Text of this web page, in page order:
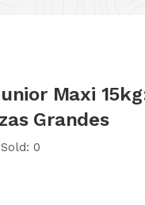
Maxi
Grandes
Sold: 0